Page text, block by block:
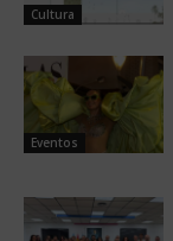
Cultura
Eventos